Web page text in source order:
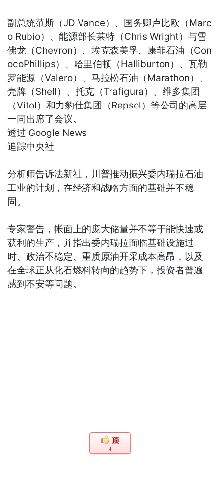
副总统范斯（JD Vance）、国务卿卢比欧（Marc
o Rubio）、能源部长莱特（Chris Wright）与雪
佛龙（Chevron）、埃克森美孚、康菲石油（Con
ocoPhillips）、哈里伯顿（Halliburton）、瓦勒
罗能源（Valero）、马拉松石油（Marathon）、
壳牌（Shell）、托克（Trafigura）、维多集团
（Vitol）和力豹仕集团（Repsol）等公司的高层
一同出席了会议。
透过 Google News
追踪中央社
分析师告诉法新社，川普推动振兴委内瑞拉石油
工业的计划，在经济和战略方面的基础并不稳
固。
专家警告，帐面上的庞大储量并不等于能快速或
获利的生产，并指出委内瑞拉面临基础设施过
时、政治不稳定、重质原油开采成本高昂，以及
在全球正从化石燃料转向的趋势下，投资者普遍
感到不安等问题。
4